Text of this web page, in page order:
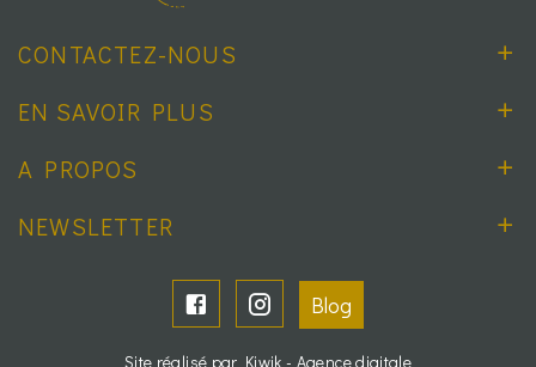
CONTACTEZ-NOUS
EN SAVOIR PLUS
A PROPOS
NEWSLETTER
Blog
Site réalisé par Kiwik - Agence digitale